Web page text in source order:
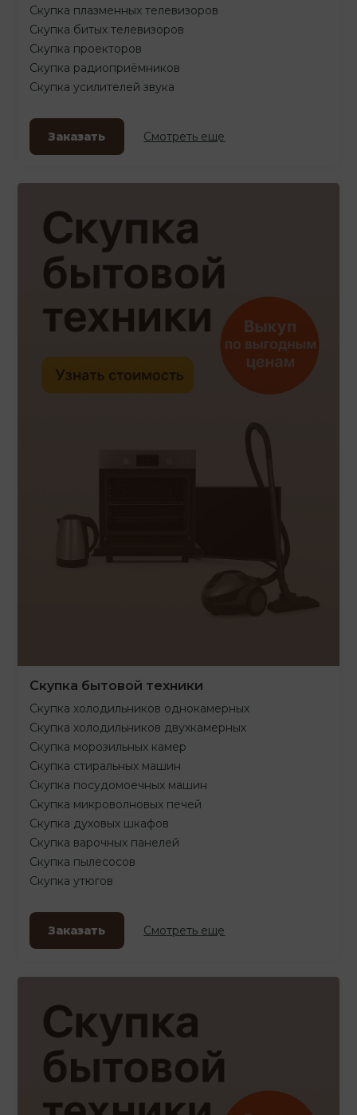
Скупка плазменных телевизоров
Скупка битых телевизоров
Скупка проекторов
Скупка радиоприёмников
Скупка усилителей звука
Заказать Смотреть еще
Скупка бытовой техники
Скупка холодильников однокамерных
Скупка холодильников двухкамерных
Скупка морозильных камер
Скупка стиральных машин
Скупка посудомоечных машин
Скупка микроволновых печей
Скупка духовых шкафов
Скупка варочных панелей
Скупка пылесосов
Скупка утюгов
Заказать Смотреть еще